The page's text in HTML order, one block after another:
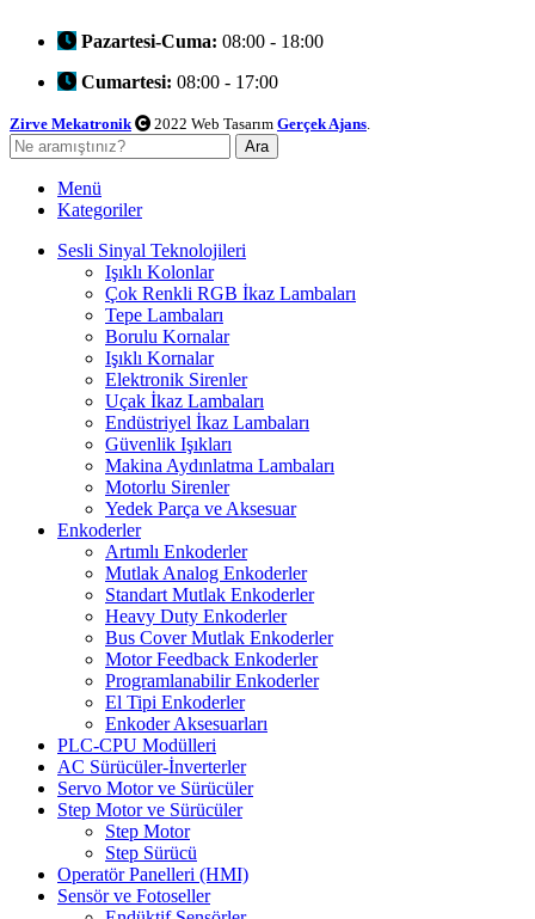
Pazartesi-Cuma: 08:00 - 18:00
Cumartesi: 08:00 - 17:00
Zirve Mekatronik 2022 Web Tasarım Gerçek Ajans
Ara
Menü
Kategoriler
Sesli Sinyal Teknolojileri
Işıklı Kolonlar
Çok Renkli RGB İkaz Lambaları
Tepe Lambaları
Borulu Kornalar
Işıklı Kornalar
Elektronik Sirenler
Uçak İkaz Lambaları
Endüstriyel İkaz Lambaları
Güvenlik Işıkları
Makina Aydınlatma Lambaları
Motorlu Sirenler
Yedek Parça ve Aksesuar
Enkoderler
Artımlı Enkoderler
Mutlak Analog Enkoderler
Standart Mutlak Enkoderler
Heavy Duty Enkoderler
Bus Cover Mutlak Enkoderler
Motor Feedback Enkoderler
Programlanabilir Enkoderler
El Tipi Enkoderler
Enkoder Aksesuarları
PLC-CPU Modülleri
AC Sürücüler-İnverterler
Servo Motor ve Sürücüler
Step Motor ve Sürücüler
Step Motor
Step Sürücü
Operatör Panelleri (HMI)
Sensör ve Fotoseller